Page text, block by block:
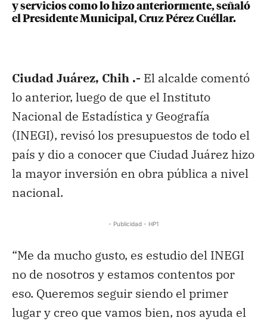
y servicios como lo hizo anteriormente, señaló
el Presidente Municipal, Cruz Pérez Cuéllar.
Ciudad Juárez, Chih .- El alcalde comentó
lo anterior, luego de que el Instituto
Nacional de Estadística y Geografía
(INEGI), revisó los presupuestos de todo el
país y dio a conocer que Ciudad Juárez hizo
la mayor inversión en obra pública a nivel
nacional.
- Publicidad - HP1
“Me da mucho gusto, es estudio del INEGI
no de nosotros y estamos contentos por
eso. Queremos seguir siendo el primer
lugar y creo que vamos bien, nos ayuda el